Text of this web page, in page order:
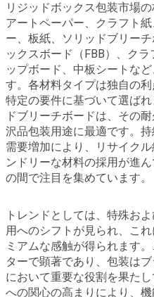
リジッドボックス包装市場
アートペーパー、クラフト
ー、板紙、ソリッドブリー
ックスボード（FBB）、ク
ップボード、中板シートな
す。各材料タイプは独自の
特定の要件に基づいて選ば
ドブリーチボードは、その
沢品包装用途に最適です。
需要増加により、リサイク
ンドリーな材料の採用が進
の間で注目を集めています。
トレンドとしては、特殊お
用へのシフトが見られ、こ
ミアムな感触が得られます
ターで顕著であり、包装は
において重要な役割を果た
への関心の高まりにより、